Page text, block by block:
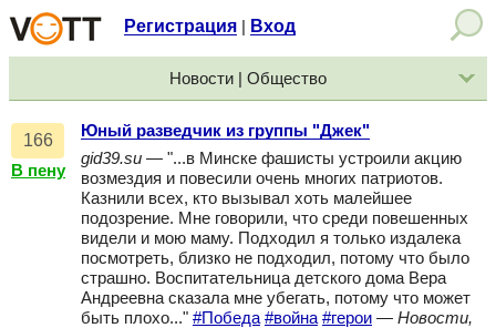
Регистрация Вход
Новости | Общество
166
В пену
Юный разведчик из группы "Джек"
gid39.su — "...в Минске фашисты устроили акцию
возмездия и повесили очень многих патриотов.
Казнили всех, кто вызывал хоть малейшее
подозрение. Мне говорили, что среди повешенных
видели и мою маму. Подходил я только издалека
посмотреть, близко не подходил, потому что было
страшно. Воспитательница детского дома Вера
Андреевна сказала мне убегать, потому что может
быть плохо..." #Победа #война #герои — Новости,